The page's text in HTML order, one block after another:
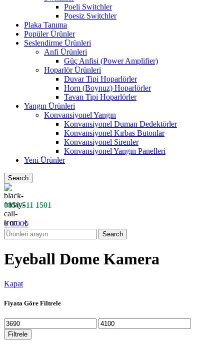
Poeli Switchler
Poesiz Switchler
Plaka Tanıma
Popüler Ürünler
Seslendirme Ürünleri
Anfi Ürünleri
Güç Anfisi (Power Amplifier)
Hoparlör Ürünleri
Duvar Tipi Hoparlörler
Horn (Boynuz) Hoparlörler
Tavan Tipi Hoparlörler
Yangın Ürünleri
Konvansiyonel Yangın
Konvansiyonel Duman Dedektörler
Konvansiyonel Kırbas Butonlar
Konvansiyonel Sirenler
Konvansiyonel Yangın Panelleri
Yeni Ürünler
Search
0850 511 1501
00.00₺
Search
Eyeball Dome Kamera
Kapat
Fiyata Göre Filtrele
En
düşük
fiyat
En
yüksek
Filtrele